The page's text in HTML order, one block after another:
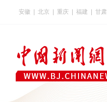
安徽 北京 重庆 福建 甘肃